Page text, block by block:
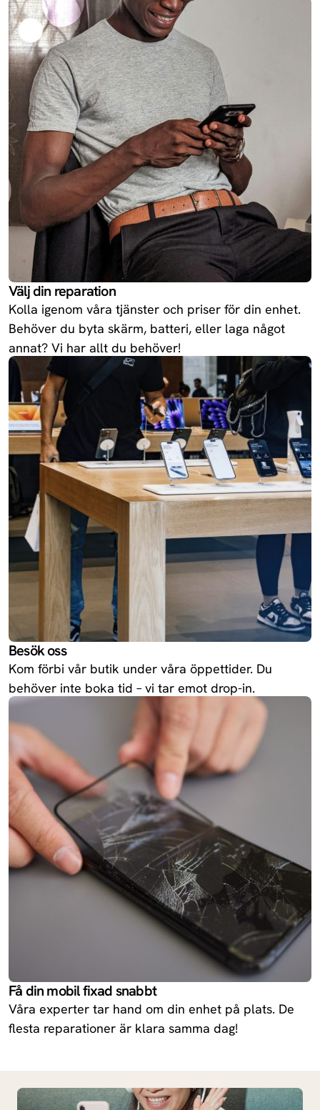
Xiaomi
Huawei Enjoy 70X
Xiaomi
Redmi Turbo
4
Oneplus Ace 5
Välj din reparation
Kolla igenom våra tjänster och priser för din enhet.
Behöver du byta skärm, batteri, eller laga något
annat? Vi har allt du behöver!
Besök oss
Kom förbi vår butik under våra öppettider. Du
behöver inte boka tid – vi tar emot drop-in.
Få din mobil fixad snabbt
Våra experter tar hand om din enhet på plats. De
flesta reparationer är klara samma dag!